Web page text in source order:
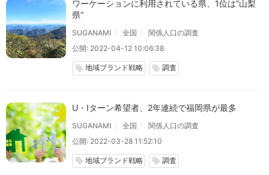
ワーケーションに利用されている県、1位は”山梨
県”
SUGANAMI 全国
関係人口の調査
公開: 2022-04-12 10:06:38
local_offer 地域ブランド戦略 local_offer 調査
U・Iターン希望者、2年連続で福岡県が最多
SUGANAMI 全国
関係人口の調査
公開: 2022-03-28 11:52:10
local_offer 地域ブランド戦略 local_offer 調査